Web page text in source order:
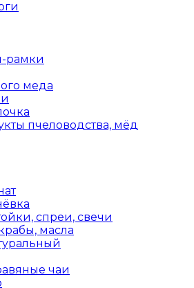
рамки
меда
пчеловодства, мёд
спреи, свечи
масла
чаи